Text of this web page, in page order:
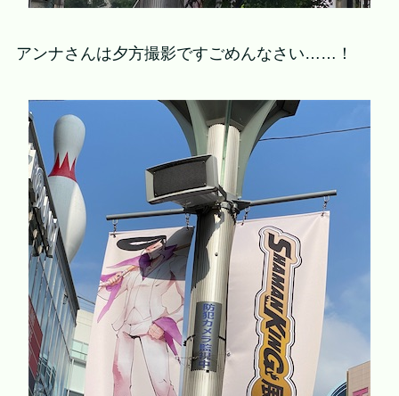
アンナさんは夕方撮影ですごめんなさい……！